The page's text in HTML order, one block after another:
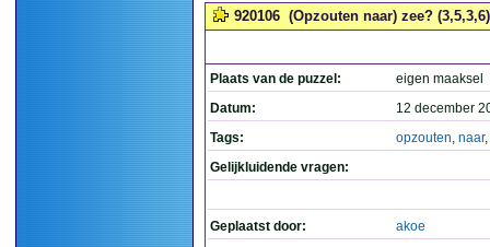
920106 (Opzouten naar) zee? (3,5,3,6)
Plaats van de puzzel:
eigen maaksel
Datum:
12 december
Tags:
opzouten, naar,
Gelijkluidende vragen:
Geplaatst door: akoe